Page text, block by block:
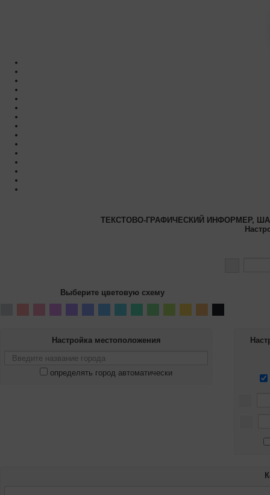
ТЕКСТОВО-ГРАФИЧЕСКИЙ ИНФОРМЕР,
Выберите цветовую схему
Настройка местоположения
определять город автоматически